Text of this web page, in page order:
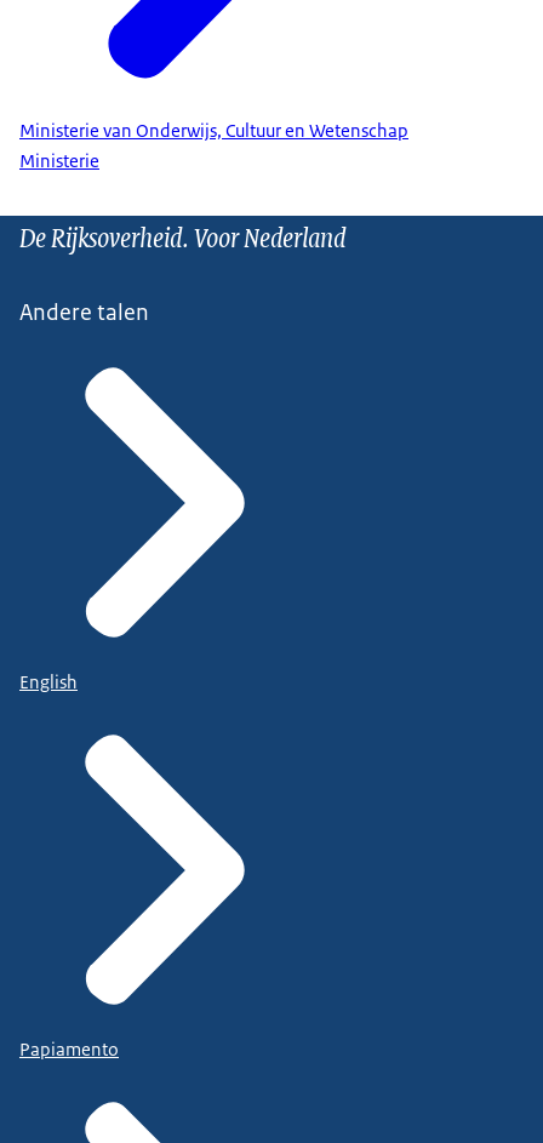
Ministerie van Onderwijs, Cultuur en Wetenschap
Ministerie
De Rijksoverheid. Voor Nederland
Andere talen
English
Papiamento